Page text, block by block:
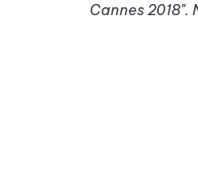
Cannes 2018".